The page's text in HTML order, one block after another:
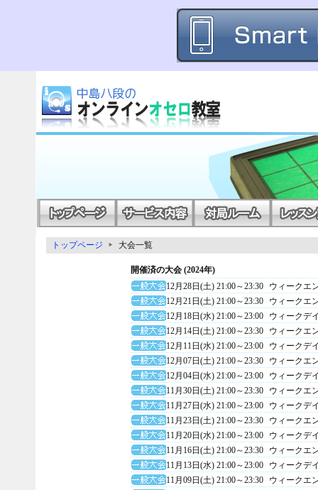
トップページ 大会一覧
開催済の大会 (2024年)
12月28日(土) 21:00～23:30
ウィークエ
12月21日(土) 21:00～23:30
ウィークエ
12月18日(水) 21:00～23:00
ウィークデ
12月14日(土) 21:00～23:30
ウィークエ
12月11日(水) 21:00～23:00
ウィークデ
12月07日(土) 21:00～23:30
ウィークエ
12月04日(水) 21:00～23:00
ウィークデ
11月30日(土) 21:00～23:30
ウィークエ
11月27日(水) 21:00～23:00
ウィークデ
11月23日(土) 21:00～23:30
ウィークエ
11月20日(水) 21:00～23:00
ウィークデ
11月16日(土) 21:00～23:30
ウィークエ
11月13日(水) 21:00～23:00
ウィークデ
11月09日(土) 21:00～23:30
ウィークエ